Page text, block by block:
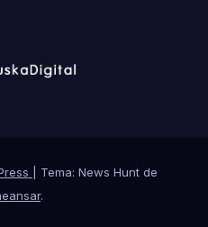
Tema: News Hunt de
.